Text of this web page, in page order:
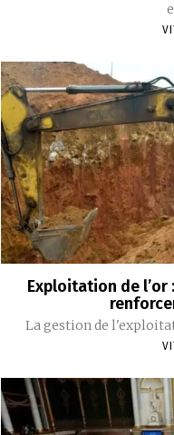
Exploitation de l’or
La gestion de